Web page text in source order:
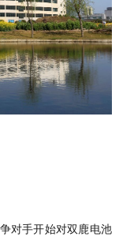
对手开始对双鹿电池